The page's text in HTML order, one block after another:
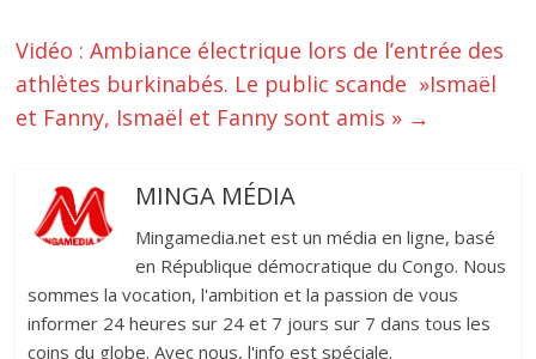
Vidéo : Ambiance électrique lors de l’entrée des
athlètes burkinabés. Le public scande »Ismaël
et Fanny, Ismaël et Fanny sont amis » →
MINGA MÉDIA
Mingamedia.net est un média en ligne, basé
en République démocratique du Congo. Nous
sommes la vocation, l'ambition et la passion de vous
informer 24 heures sur 24 et 7 jours sur 7 dans tous les
coins du globe. Avec nous, l'info est spéciale.